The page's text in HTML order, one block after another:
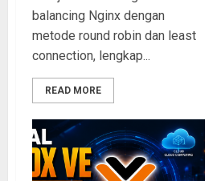
balancing Nginx dengan
metode round robin dan least
connection, lengkap...
READ MORE